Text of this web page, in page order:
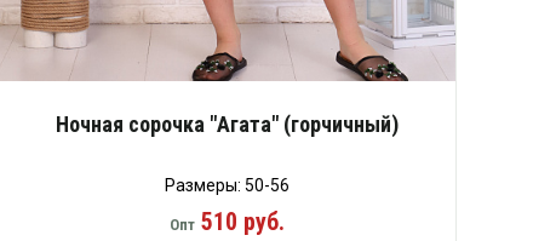
Ночная сорочка "Агата" (горчичный)
Размеры: 50-56
Опт510 руб.